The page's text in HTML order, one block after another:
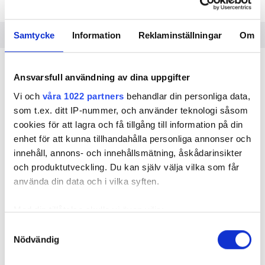
Samtycke Information Reklaminställningar Om
Ansvarsfull användning av dina uppgifter
Vi och våra 1022 partners behandlar din personliga data,
som t.ex. ditt IP-nummer, och använder teknologi såsom
cookies för att lagra och få tillgång till information på din
enhet för att kunna tillhandahålla personliga annonser och
innehåll, annons- och innehållsmätning, åskådarinsikter
och produktutveckling. Du kan själv välja vilka som får
använda din data och i vilka syften.
Med din tillåtelse skulle vi även vilja:
som kan ha en noggrannhet på upp till flera meter
Nödvändig
energirenoveringar: Brogården i Alingsås, Backa
Röd i Göteborg, Hållbara Hilda i Malmö, Norrbacka i
Sigtuna och Kvarteret Tallbacken i Knivsta.
De tre förstnämnda klarade målen, men både
Norrbacka och Tallbacken har långt kvar.
VVS-FORUM HAR GRANSKAT FEM OMTALADE
ENERGIRENOVERINGAR
DENNIS JOHANSSON, FÖRESTÅNDARE FÖR NATIONELLT
”ENERGIRENOVERINGAR HALKAR EFTER”